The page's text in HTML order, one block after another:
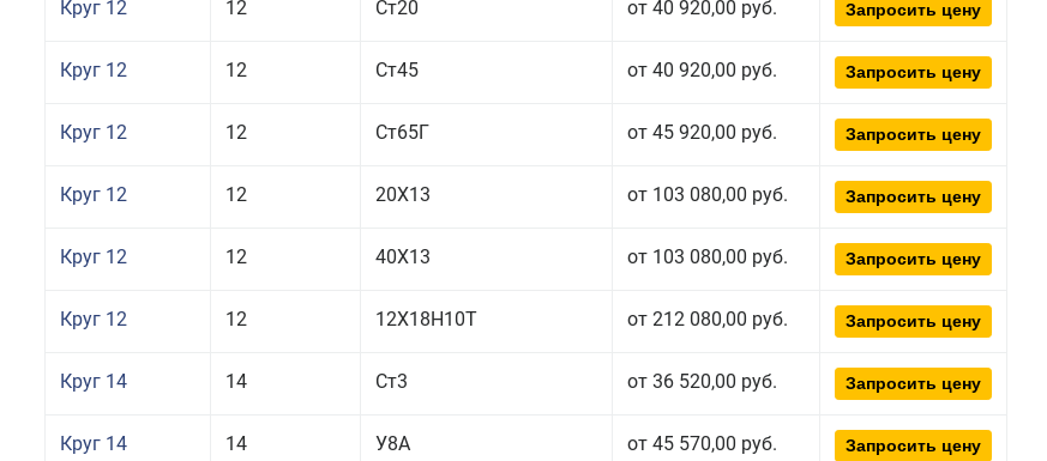
Круг 12 12 Ст20 от 40 920,00 руб. Запросить цену
Круг 12 12 Ст45 от 40 920,00 руб. Запросить цену
Круг 12 12 Ст65Г от 45 920,00 руб. Запросить цену
Круг 12 12 20Х13 от 103 080,00 руб. Запросить цену
Круг 12 12 40Х13 от 103 080,00 руб. Запросить цену
Круг 12 12 12Х18Н10Т от 212 080,00 руб. Запросить цену
Круг 14 14 Ст3 от 36 520,00 руб. Запросить цену
Круг 14 14 У8А от 45 570,00 руб. Запросить цену